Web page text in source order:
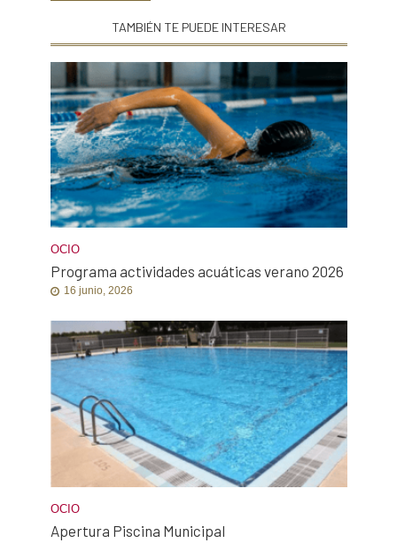
TAMBIÉN TE PUEDE INTERESAR
OCIO
Programa actividades acuáticas verano 2026
16 junio, 2026
OCIO
Apertura Piscina Municipal